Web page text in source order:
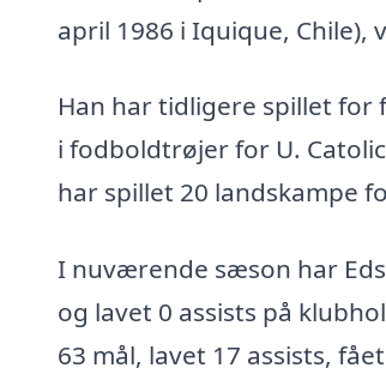
april 1986 i Iquique, Chile),
Han har tidligere spillet for
i fodboldtrøjer for U.
har spillet 20 landskampe
I nuværende sæson har
og lavet 0 assists på
63 mål, lavet 17 assists,